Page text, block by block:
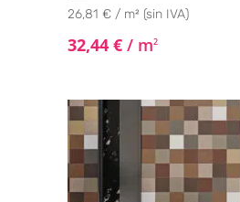
26,81 € / m² (sin IVA)
32,44 € / m2